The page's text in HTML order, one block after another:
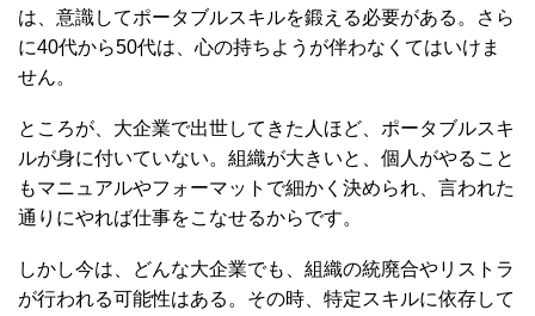
は、意識してポータブルスキルを鍛える必要がある。さら
に40代から50代は、心の持ちようが伴わなくてはいけま
せん。
ところが、大企業で出世してきた人ほど、ポータブルスキ
ルが身に付いていない。組織が大きいと、個人がやること
もマニュアルやフォーマットで細かく決められ、言われた
通りにやれば仕事をこなせるからです。
しかし今は、どんな大企業でも、組織の統廃合やリストラ
が行われる可能性はある。その時、特定スキルに依存して